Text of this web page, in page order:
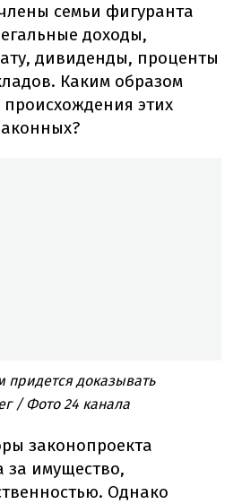
семьи фигуранта
доходы,
дивиденды, проценты
Каким образом
происхождения этих
придется доказывать
/ Фото 24 канала
законопроекта
за имущество,
Однако